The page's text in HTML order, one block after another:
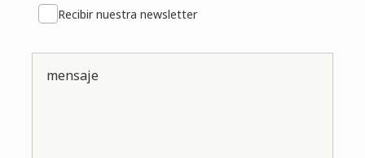
Recibir nuestra newsletter
mensaje